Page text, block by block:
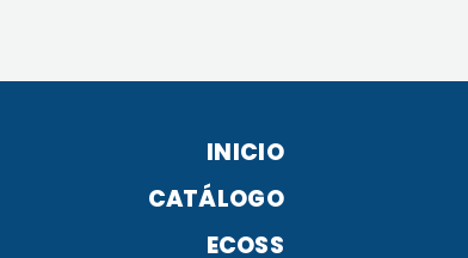
INICIO
CATÁLOGO
ECOSS